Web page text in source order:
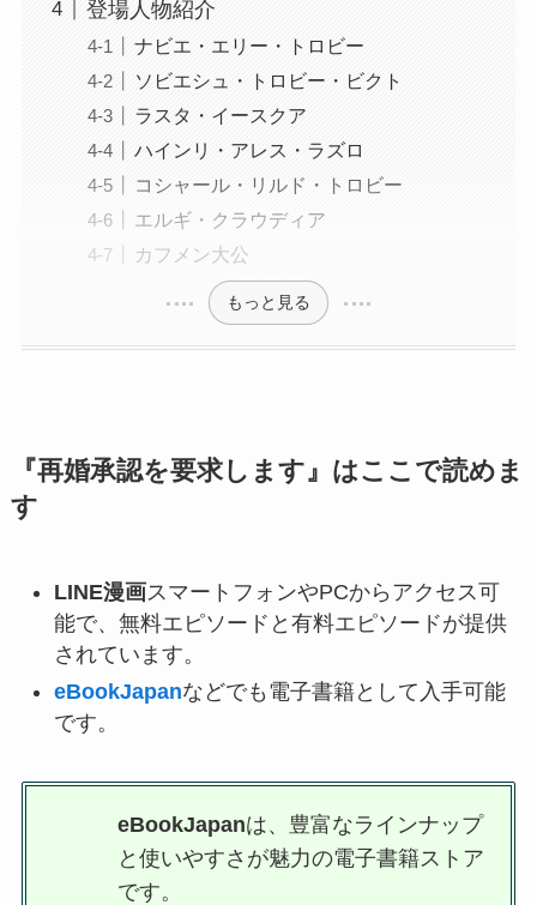
登場人物紹介
ナビエ・エリー・トロビー
ソビエシュ・トロビー・ビクト
ラスタ・イースクア
ハインリ・アレス・ラズロ
コシャール・リルド・トロビー
エルギ・クラウディア
カフメン大公
もっと見る
『再婚承認を要求します』はここで読めま
す
LINE漫画スマートフォンやPCからアクセス可
能で、無料エピソードと有料エピソードが提供
されています。
eBookJapanなどでも電子書籍として入手可能
です。
eBookJapanは、豊富なラインナップ
と使いやすさが魅力の電子書籍ストア
です。